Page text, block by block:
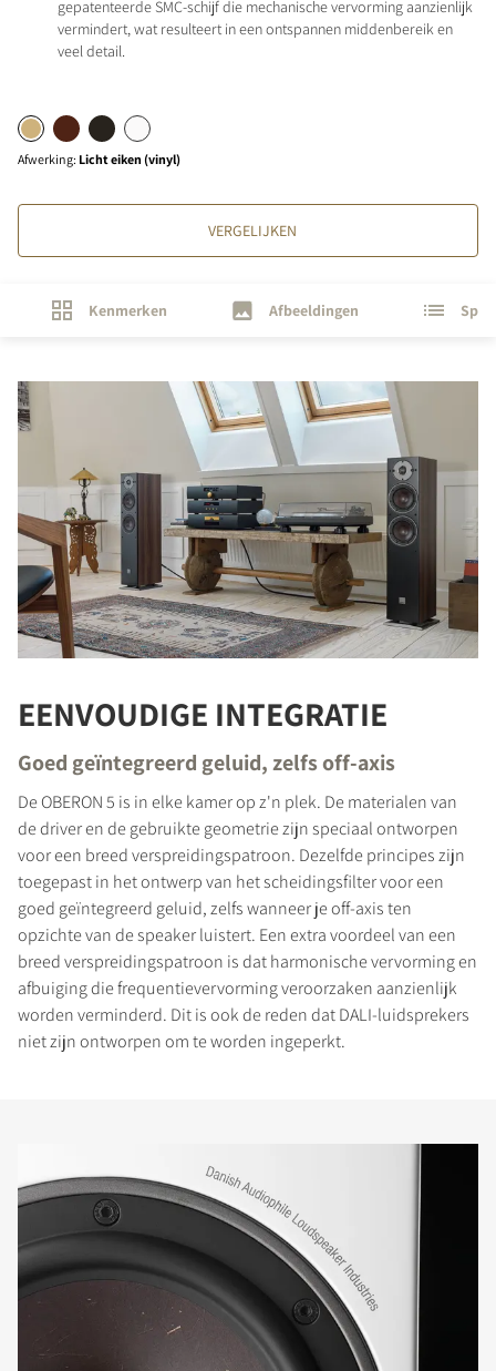
gepatenteerde SMC-schijf die mechanische vervorming aanzienlijk
vermindert, wat resulteert in een ontspannen middenbereik en
veel detail.
Afwerking: Licht eiken (vinyl)
VERGELIJKEN
Kenmerken Afbeeldingen
EENVOUDIGE INTEGRATIE
Goed geïntegreerd geluid, zelfs off-axis
De OBERON 5 is in elke kamer op z'n plek. De materialen van
de driver en de gebruikte geometrie zijn speciaal ontworpen
voor een breed verspreidingspatroon. Dezelfde principes zijn
toegepast in het ontwerp van het scheidingsfilter voor een
goed geïntegreerd geluid, zelfs wanneer je off-axis ten
opzichte van de speaker luistert. Een extra voordeel van een
breed verspreidingspatroon is dat harmonische vervorming en
afbuiging die frequentievervorming veroorzaken aanzienlijk
worden verminderd. Dit is ook de reden dat DALI-luidsprekers
niet zijn ontworpen om te worden ingeperkt.